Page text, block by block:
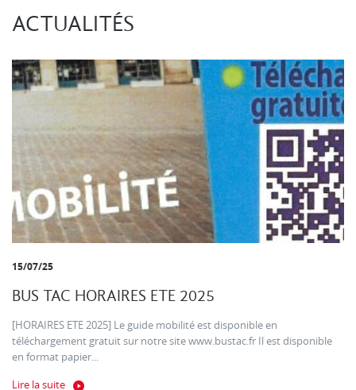
ACTUALITÉS
15/07/25
BUS TAC HORAIRES ETE 2025
[HORAIRES ETE 2025] Le guide mobilité est disponible en
téléchargement gratuit sur notre site www.bustac.fr Il est disponible
en format papier...
Lire la suite